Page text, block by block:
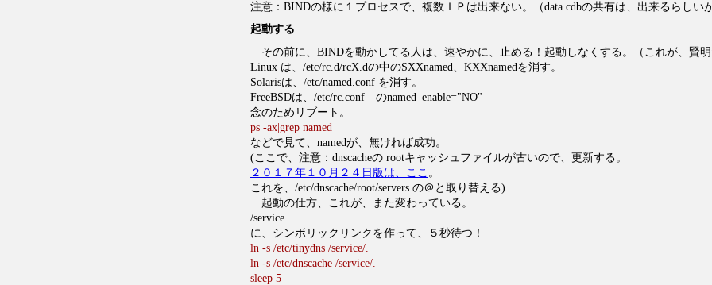
注意：BINDの様に１プロセスで、複数ＩＰは出来ない。（data.cdbの共有は、出来るらしいが
起動する
その前に、BINDを動かしてる人は、速やかに、止める！起動しなくする。（これが、賢明
Linux は、/etc/rc.d/rcX.dの中のSXXnamed、KXXnamedを消す。
Solarisは、/etc/named.conf を消す。
FreeBSDは、/etc/rc.conf のnamed_enable="NO"
念のためリブート。
ps -ax|grep named
などで見て、namedが、無ければ成功。
(ここで、注意：dnscacheの rootキャッシュファイルが古いので、更新する。
２０１７年１０月２４日版は、ここ 。
これを、/etc/dnscache/root/servers の＠と取り替える)
起動の仕方、これが、また変わっている。
/service
に、シンボリックリンクを作って、５秒待つ！
ln -s /etc/tinydns /service/.
ln -s /etc/dnscache /service/.
sleep 5